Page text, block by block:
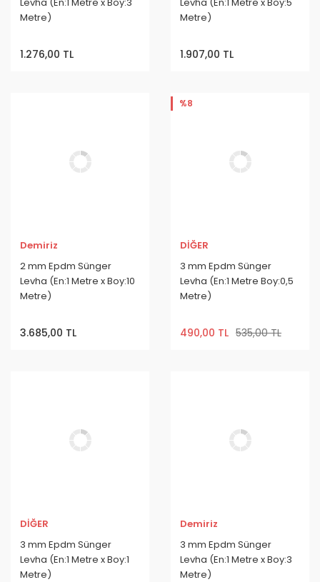
Metre)
1.276,00 TL
Metre)
1.907,00 TL
Demiriz
2 mm Epdm Sünger
Levha (En:1 Metre x Boy:10
Metre)
3.685,00 TL
%8
DİĞER
3 mm Epdm Sünger
Levha (En:1 Metre Boy:0,5
Metre)
490,00 TL 535,00 TL
DİĞER
3 mm Epdm Sünger
Levha (En:1 Metre x Boy:1
Metre)
Demiriz
3 mm Epdm Sünger
Levha (En:1 Metre x Boy:3
Metre)